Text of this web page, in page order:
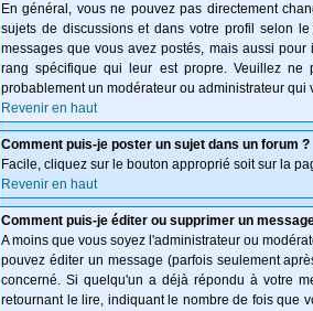
En général, vous ne pouvez pas directement
sujets de discussions et dans votre profil selon
messages que vous avez postés, mais aussi
rang spécifique qui leur est propre. Veuillez
probablement un modérateur ou administrateur
Revenir en haut
Comment puis-je poster un sujet dans un forum ?
Facile, cliquez sur le bouton approprié soit sur la
Revenir en haut
Comment puis-je éditer ou supprimer un
A moins que vous soyez l'administrateur ou
pouvez éditer un message (parfois seulement
concerné. Si quelqu'un a déjà répondu à votre
retournant le lire, indiquant le nombre de fois que